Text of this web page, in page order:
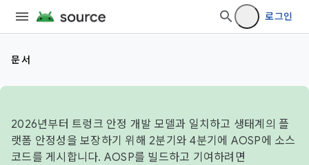
로그인
문서
2026년부터 트렁크 안정 개발 모델과 일치하고 생태계의 플
랫폼 안정성을 보장하기 위해 2분기와 4분기에 AOSP에 소스
코드를 게시합니다. AOSP를 빌드하고 기여하려면